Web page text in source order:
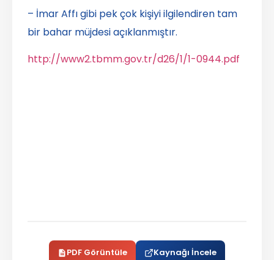
– İmar Affı gibi pek çok kişiyi ilgilendiren tam
bir bahar müjdesi açıklanmıştır.
http://www2.tbmm.gov.tr/d26/1/1-0944.pdf
PDF Görüntüle Kaynağı İncele